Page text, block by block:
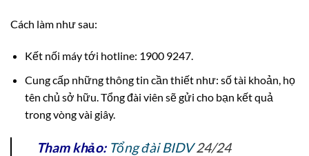
Cách làm như sau:
Kết nối máy tới hotline: 1900 9247.
Cung cấp những thông tin cần thiết như: số tài khoản, họ
tên chủ sở hữu. Tổng đài viên sẽ gửi cho bạn kết quả
trong vòng vài giây.
Tham khảo: Tổng đài BIDV24/24